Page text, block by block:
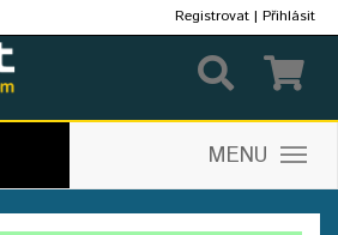
Registrovat | Přihlásit
MENU